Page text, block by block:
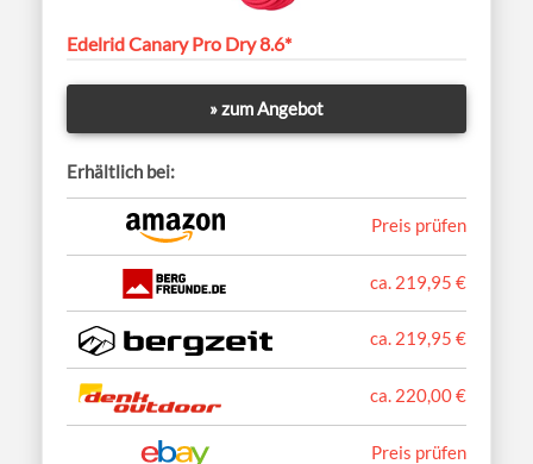
Edelrid Canary Pro Dry 8.6*
» zum Angebot
Erhältlich bei:
Preis prüfen
ca. 219,95 €
ca. 219,95 €
ca. 220,00 €
Preis prüfen